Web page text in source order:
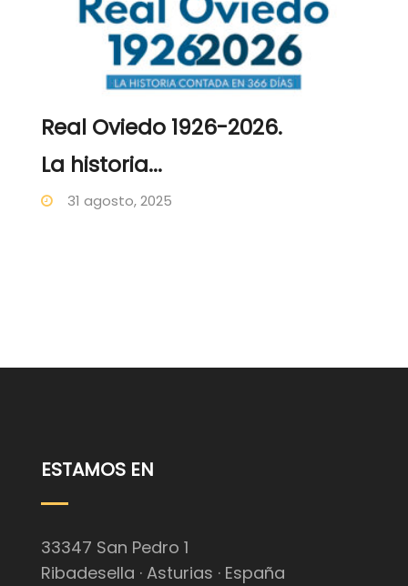
Real Oviedo 1926-2026.
La historia...
31 agosto, 2025
ESTAMOS EN
33347 San Pedro 1
Ribadesella · Asturias · España